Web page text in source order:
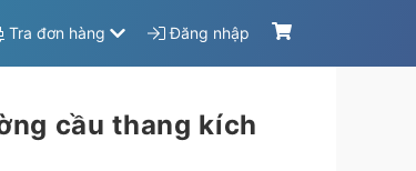
Tra đơn hàng Đăng nhập
cầu thang kích